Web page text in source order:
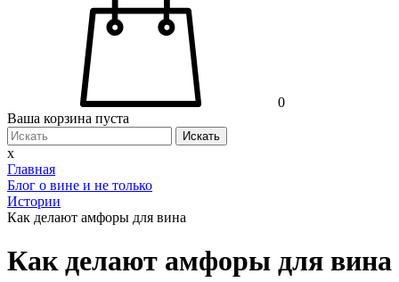
0
Ваша корзина пуста
Искать
x
Главная
Блог о вине и не только
Истории
Как делают амфоры для вина
Как делают амфоры для вина